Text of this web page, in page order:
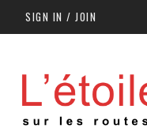
SIGN IN / JOIN